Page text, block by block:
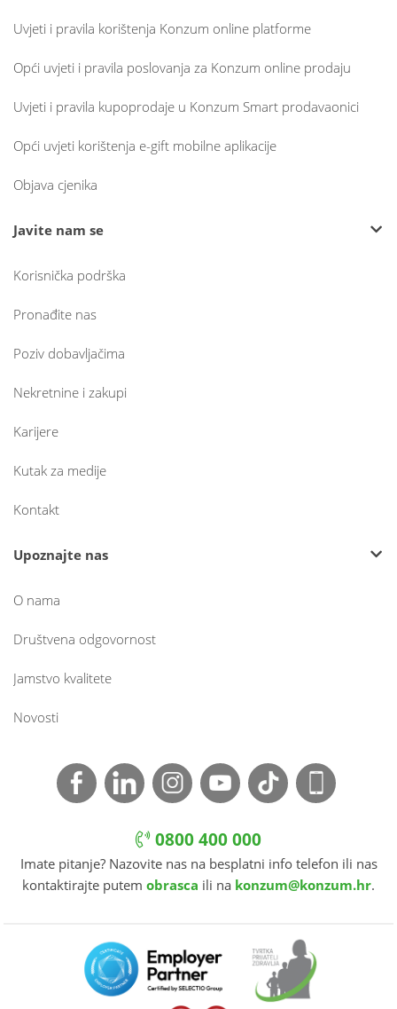
Uvjeti i pravila korištenja Konzum online platforme
Opći uvjeti i pravila poslovanja za Konzum online prodaju
Uvjeti i pravila kupoprodaje u Konzum Smart prodavaonici
Opći uvjeti korištenja e-gift mobilne aplikacije
Objava cjenika
Javite nam se
Korisnička podrška
Pronađite nas
Poziv dobavljačima
Nekretnine i zakupi
Karijere
Kutak za medije
Kontakt
Upoznajte nas
O nama
Društvena odgovornost
Jamstvo kvalitete
Novosti
0800 400 000
Imate pitanje? Nazovite nas na besplatni info telefon ili nas
kontaktirajte putem obrasca ili na konzum@konzum.hr.